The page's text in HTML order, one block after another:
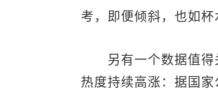
考，即便倾斜，也如杯
另有一个数据值得关
热度持续高涨：据国